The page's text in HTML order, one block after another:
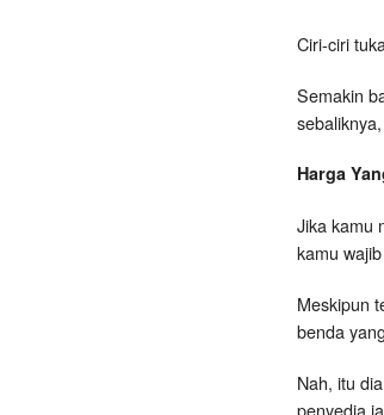
Ciri-ciri
Semakin
Harga
Jika kamu
kamu
Meskipun
benda
Nah, itu
penyedia